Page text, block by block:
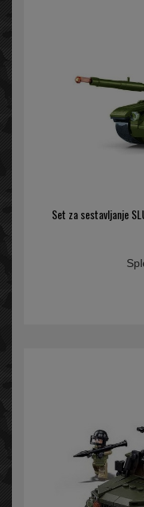
Set za sestavljanje